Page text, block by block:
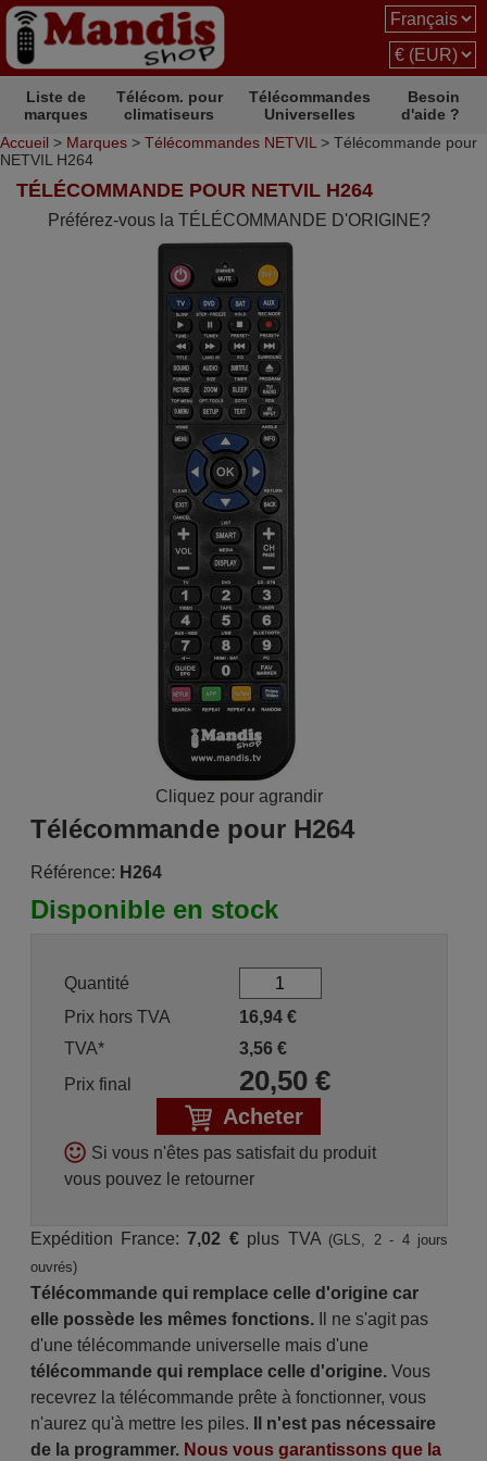
Liste de
marques
Télécom. pour
climatiseurs
Télécommandes
Universelles
Besoin
d'aide ?
Accueil > Marques > Télécommandes NETVIL > Télécommande pour
NETVIL H264
TÉLÉCOMMANDE POUR NETVIL H264
Préférez-vous la TÉLÉCOMMANDE D'ORIGINE?
Cliquez pour agrandir
Télécommande pour H264
Référence: H264
Disponible en stock
Quantité
Prix hors TVA
16,94€
TVA*
3,56€
Prix final
20,50€
Acheter
Si vous n'êtes pas satisfait du produit
vous pouvez le retourner
Expédition France:7,02 €plus TVA (GLS, 2 - 4 jours
ouvrés)
Télécommande qui remplace celle d'origine car
elle possède les mêmes fonctions.Il ne s'agit pas
d'une télécommande universelle mais d'une
télécommande qui remplace celle d'origine.Vous
recevrez la télécommande prête à fonctionner, vous
n'aurez qu'à mettre les piles.
Il n'est pas nécessaire
de la programmer. Nous vous garantissons que la